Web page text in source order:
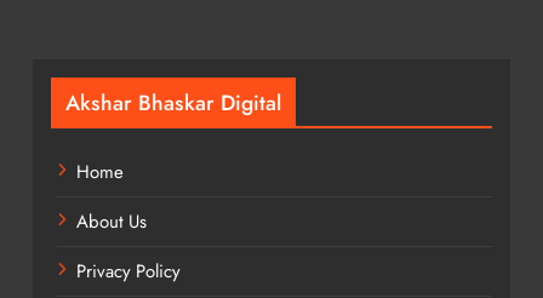
Akshar Bhaskar Digital
Home
About Us
Privacy Policy